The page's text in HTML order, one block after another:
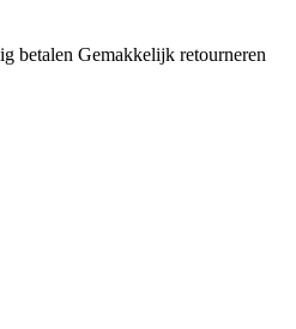
betalen Gemakkelijk retourneren